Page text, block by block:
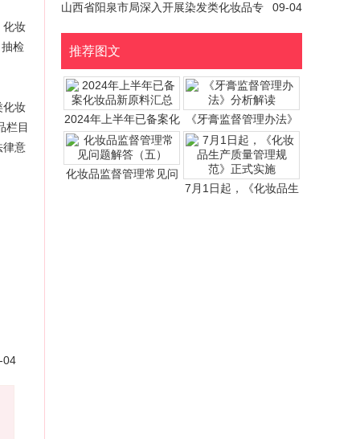
化妆
检
化妆
栏目
律意
04
09-04
山西省阳泉市局深入开展染发类化妆品专
项检查
推荐图文
2024年上半年已备案化 《牙膏监督管理办法》
化妆品监督管理常见问
7月1日起，《化妆品生